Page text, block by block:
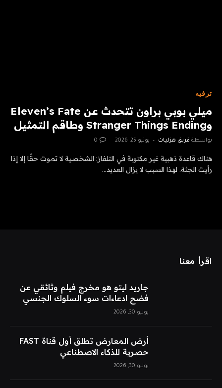
ترفيه
ميلي بوبي براون تتحدث عن Eleven’s Fate
وStranger Things Ending وطاقم التمثيل
بواسطة فريق هزليات يونيو 25, 2026 0
هناك قاعدة ذهبية غير مكتوبة في التلفاز: الشخصية لا تموت حقًا إلا إذا
رأيت الجثة. لهذا السبب لا يزال العديد…
اقرأ معنا
جاريد ليتو هو مخرج فيلم وثائقي عن
فضح ادعاءات سوء السلوك الجنسي
يوليو 30, 2026
أرض المعارض تطلق أول قناة FAST
حصرية للذكاء الاصطناعي
يوليو 30, 2026